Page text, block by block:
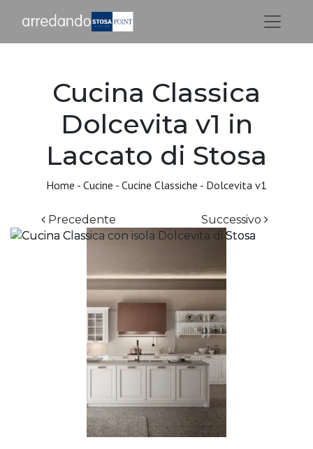
Cucina Classica
Dolcevita v1 in
Laccato di Stosa
Home - Cucine - Cucine Classiche - Dolcevita v1
Precedente Successivo